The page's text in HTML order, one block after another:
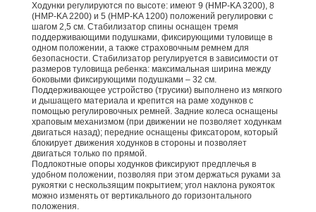
Ходунки регулируются по высоте: имеют 9 (HMP-KA 3200), 8
(HMP-KA 2200) и 5 (HMP-KA 1200) положений регулировки с
шагом 2,5 см. Стабилизатор спины оснащен тремя
поддерживающими подушками, фиксирующими туловище в
одном положении, а также страховочным ремнем для
безопасности. Стабилизатор регулируется в зависимости от
размеров туловища ребенка: максимальная ширина между
боковыми фиксирующими подушками – 32 см.
Поддерживающее устройство (трусики) выполнено из мягкого
и дышащего материала и крепится на раме ходунков с
помощью регулировочных ремней. Задние колеса оснащены
храповым механизмом (при движении не позволяет ходункам
двигаться назад); передние оснащены фиксатором, который
блокирует движения ходунков в стороны и позволяет
двигаться только по прямой.
Подлокотные опоры ходунков фиксируют предплечья в
удобном положении, позволяя при этом держаться руками за
рукоятки с нескользящим покрытием; угол наклона рукояток
можно изменять от вертикального до горизонтального
положения.